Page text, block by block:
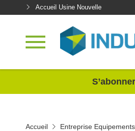
Accueil Usine Nouvelle
Accueil Entreprise